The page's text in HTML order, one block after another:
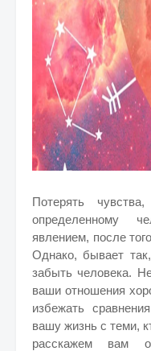
Потерять
определенному
явлением, после
Однако, бывает
забыть человека.
ваши отношения
избежать
вашу жизнь с теми,
расскажем вам